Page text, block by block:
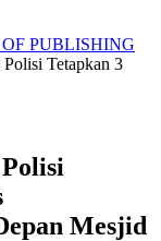
PUBLISHING
Tetapkan 3
Mesjid